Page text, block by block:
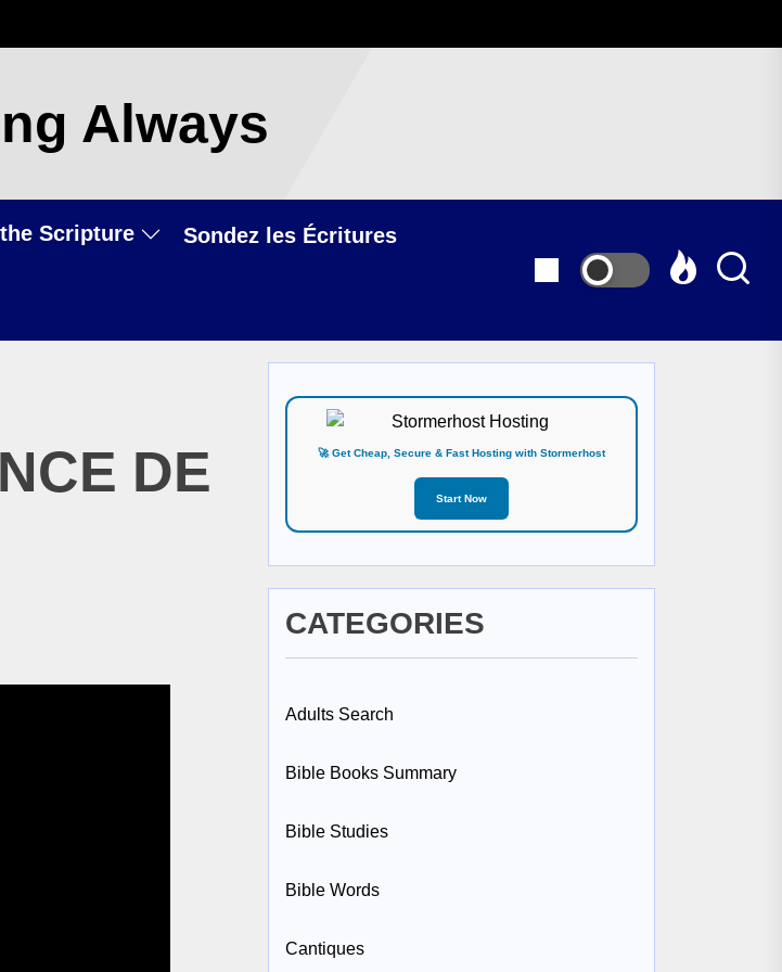
Always
Scripture Sondez les Écritures
DE
🚀 Get Cheap, Secure & Fast Hosting with Stormerhost
Start Now
CATEGORIES
Adults Search
Bible Books Summary
Bible Studies
Bible Words
Cantiques